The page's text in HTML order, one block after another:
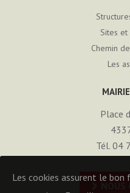
Sites et
Chemin
Les
Place
Tél. 04
Les cookies assurent le